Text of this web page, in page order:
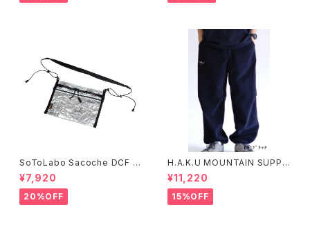
SoToLabo Sacoche DCF /
ソトラボ サコッシュ DCF
¥7,920
20%OFF
H.A.K.U MOUNTAIN SUPPL
Y HKT130 ヘビーフリースパン
ツ
¥11,220
15%OFF